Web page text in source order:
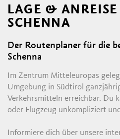
LAGE &
SCHENNA
Der Routenplaner für die
Schenna
Im Zentrum Mitteleuropas
Umgebung in Südtirol
Verkehrsmitteln erreichbar. Du
oder Flugzeug unkompliziert
Informiere dich über unsere